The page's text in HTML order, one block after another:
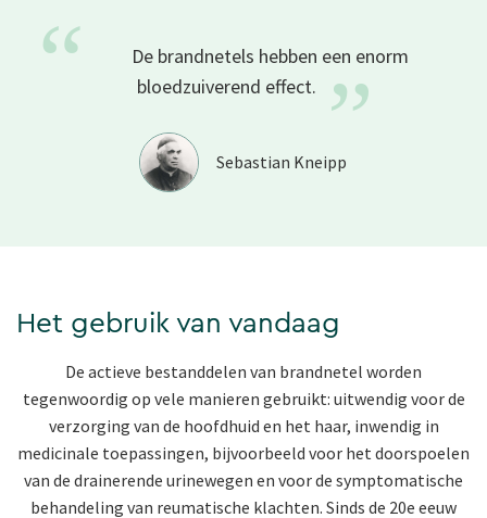
“
De brandnetels hebben een enorm
bloedzuiverend effect. ”
Sebastian Kneipp
Het gebruik van vandaag
De actieve bestanddelen van brandnetel worden
tegenwoordig op vele manieren gebruikt: uitwendig voor de
verzorging van de hoofdhuid en het haar, inwendig in
medicinale toepassingen, bijvoorbeeld voor het doorspoelen
van de drainerende urinewegen en voor de symptomatische
behandeling van reumatische klachten. Sinds de 20e eeuw